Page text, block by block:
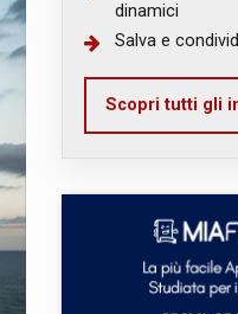
dinamici
Salva e
Scopri tutti gli